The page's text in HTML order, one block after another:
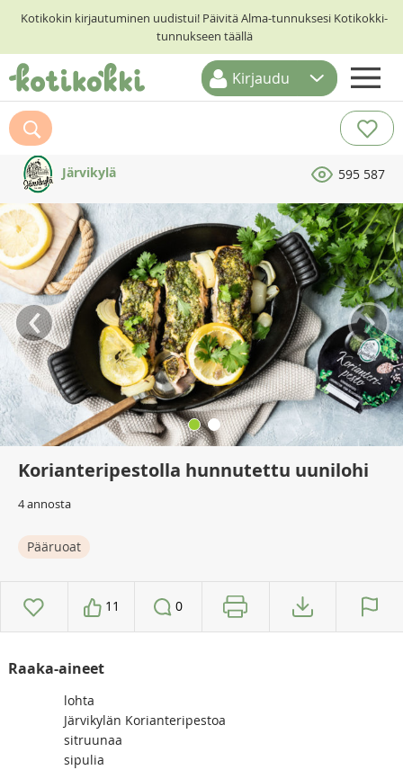
Kotikokin kirjautuminen uudistui! Päivitä Alma-tunnuksesi Kotikokki-
tunnukseen täällä
ETUSIVU
RESEPTIHAKU
RUOKATEEMAT
KESKUSTELUT
KOTIKOKIT
Kirjaudu
Järvikylä 595 587
‹ ›
Korianteripestolla hunnutettu uunilohi
4 annosta
Pääruoat
11 0
Raaka-aineet
lohta
Järvikylän Korianteripestoa
sitruunaa
sipulia